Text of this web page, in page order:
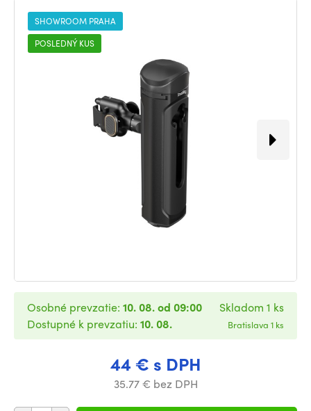
SHOWROOM PRAHA
POSLEDNÝ KUS
44 € s DPH
35.77 € bez DPH
Osobné prevzatie: 10. 08. od 09:00
Dostupné k prevzatiu: 10. 08.
Skladom 1 ks
Bratislava 1 ks